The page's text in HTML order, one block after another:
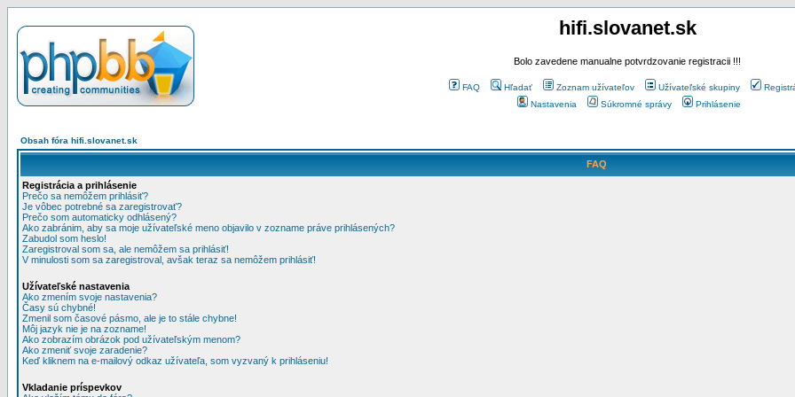
hifi.slovanet.sk
Bolo zavedene manualne potvrdzovanie registracii !!!
FAQ Hľadať Zoznam užívateľov Užívateľské skupiny
Nastavenia
Súkromné správy Prihlásenie
Obsah fóra hifi.slovanet.sk
FAQ
Registrácia a prihlásenie
Prečo sa nemôžem prihlásiť?
Je vôbec potrebné sa zaregistrovať?
Prečo som automaticky odhlásený?
Ako zabránim, aby sa moje užívateľské meno objavilo v zozname práve prihlásených?
Zabudol som heslo!
Zaregistroval som sa, ale nemôžem sa prihlásiť!
V minulosti som sa zaregistroval, avšak teraz sa nemôžem prihlásiť!
Užívateľské nastavenia
Ako zmením svoje nastavenia?
Časy sú chybné!
Zmenil som časové pásmo, ale je to stále chybne!
Môj jazyk nie je na zozname!
Ako zobrazím obrázok pod užívateľským menom?
Ako zmeniť svoje zaradenie?
Keď kliknem na e-mailový odkaz užívateľa, som vyzvaný k prihláseniu!
Vkladanie príspevkov